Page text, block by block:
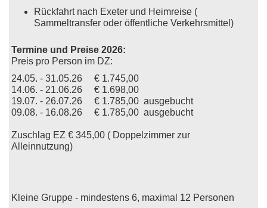
Rückfahrt nach Exeter und Heimreise (
Sammeltransfer oder öffentliche Verkehrsmittel)
Termine und Preise 2026:
Preis pro Person im DZ:
24.05. - 31.05.26 € 1.745,00
14.06. - 21.06.26 € 1.698,00
19.07. - 26.07.26 € 1.785,00 ausgebucht
09.08. - 16.08.26 € 1.785,00 ausgebucht
Zuschlag EZ € 345,00 ( Doppelzimmer zur
Alleinnutzung)
Kleine Gruppe - mindestens 6, maximal 12 Personen